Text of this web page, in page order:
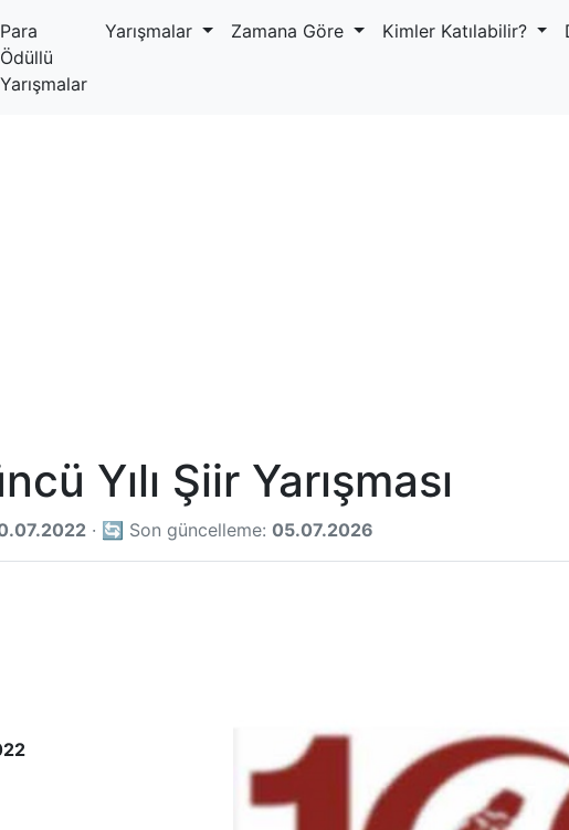
Para
Ödüllü
Yarışmalar
Yarışmalar Zamana Göre Kimler Katılabilir?
Yılı Şiir Yarışması
· 🔄 Son güncelleme: 05.07.2026